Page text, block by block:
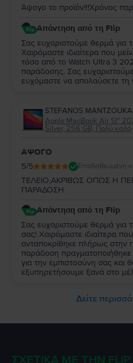
Άψογο το προϊόν!!!Χρόνος
Απάντηση από τη Flip
Σας ευχαριστούμε θερμά για
Χαιρόμαστε ιδιαίτερα που
τόσο από το Watch Ultra 3
παράδοσης. Σας
ευχόμαστε να απολαύσετε
STEFANOS
Apple MacBook Air 13″
Silver, 256 GB, Πολύ καλό
ΑΨΟΓΟ
5/5 Επαληθευμένη
ΤΕΛΕΙΟ,ΑΚΡΙΒΩΣ ΟΠΩΣ Η
ΠΑΡΑΔΟΣΗ
Απάντηση από τη Flip
Σας ευχαριστούμε θερμά για
σας! Χαιρόμαστε ιδιαίτερα
ανταποκρίθηκε πλήρως στην
παράδοση πραγματοποιήθηκε
για την εμπιστοσύνη σας και
εξυπηρετήσουμε ξανά στο
Δείτε